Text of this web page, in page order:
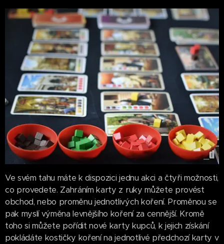
Ve svém tahu máte k dispozici jednu akci a čtyři možnosti,
co provedete. Zahráním karty z ruky můžete provést
obchod, nebo proměnu jednotlivých koření. Proměnou se
pak myslí výměna levnějšího koření za cennější. Kromě
toho si můžete pořídit nové karty kupců, k jejich získání
pokládáte kostičky koření na jednotlivé předchozí karty v